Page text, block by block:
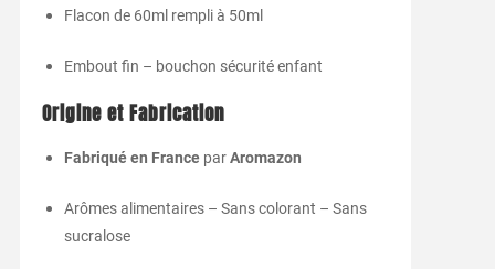
Flacon de 60ml rempli à 50ml
Embout fin – bouchon sécurité enfant
Origine et Fabrication
Fabriqué en FranceparAromazon
Arômes alimentaires – Sans colorant – Sans
sucralose